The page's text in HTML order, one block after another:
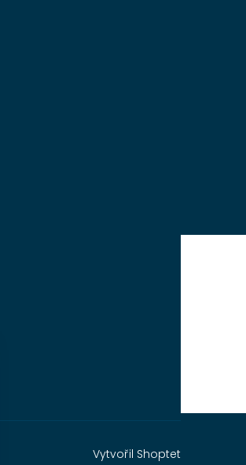
Vytvořil Shoptet